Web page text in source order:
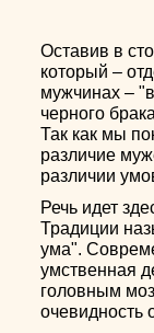
Оставив в
который –
мужчинах –
черного
Так как мы
различие
различии
Речь идет
Традиции
ума".
умственная
головным
очевидность